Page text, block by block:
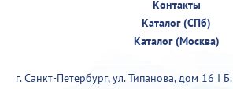
Контакты
Каталог (СПб)
Каталог (Москва)
г. Санкт-Петербург, ул. Типанова, дом 16 I